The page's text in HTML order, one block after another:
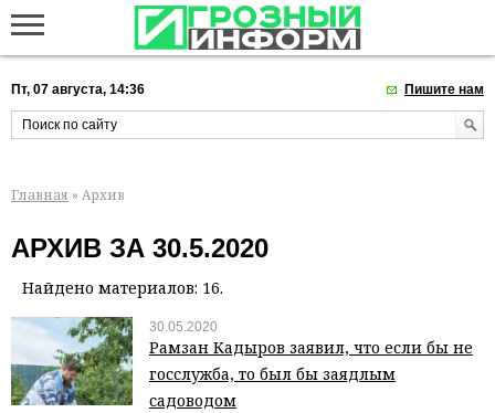
Пт, 07 августа, 14:36 Пишите нам
Главная » Архив
АРХИВ ЗА 30.5.2020
Найдено материалов: 16.
30.05.2020
Рамзан Кадыров заявил, что если бы не
госслужба, то был бы заядлым
садоводом